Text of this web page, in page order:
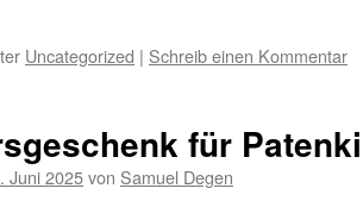
Uncategorized | Schreib einen Kommentar
für
Juni 2025von Samuel Degen